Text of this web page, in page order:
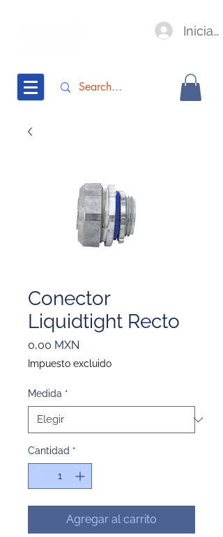
Iniciar
Conector
Liquidtight Recto
0,00 MXN
Impuesto excluido
Medida *
Cantidad *
Agregar al carrito